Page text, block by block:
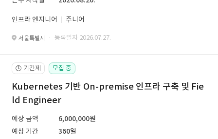
인프라 엔지니어 주니어
서울특별시 · 등록일자 2026.07.27.
🕒 기간제 모집 중
Kubernetes 기반 On-premise 인프라 구축 및 Fie
ld Engineer
예상 금액
6,000,000원
예상 기간
360일